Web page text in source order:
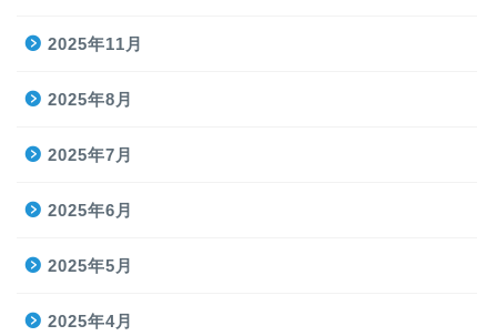
2025年11月
2025年8月
2025年7月
2025年6月
2025年5月
2025年4月